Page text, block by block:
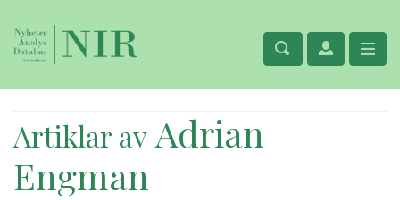
Artiklar av Adrian
Engman